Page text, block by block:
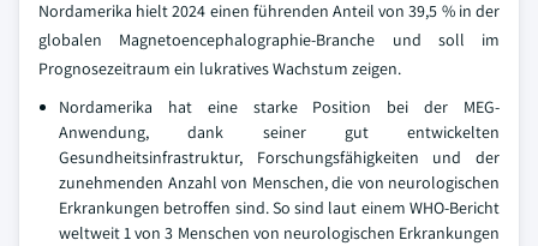
Nordamerika hielt 2024 einen führenden Anteil von 39,5 % in der
globalen Magnetoencephalographie-Branche und soll im
Prognosezeitraum ein lukratives Wachstum zeigen.
Nordamerika hat eine starke Position bei der MEG-
Anwendung, dank seiner gut entwickelten
Gesundheitsinfrastruktur, Forschungsfähigkeiten und der
zunehmenden Anzahl von Menschen, die von neurologischen
Erkrankungen betroffen sind. So sind laut einem WHO-Bericht
weltweit 1 von 3 Menschen von neurologischen Erkrankungen